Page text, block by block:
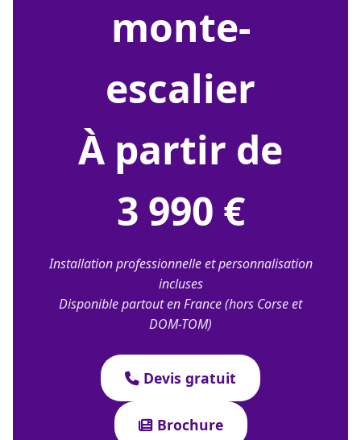
monte-
escalier
À partir de
3 990 €
Installation professionnelle et personnalisation
incluses
Disponible partout en France (hors Corse et
DOM-TOM)
Devis gratuit
Brochure